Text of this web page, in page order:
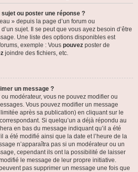
ou poster une réponse ?
» depuis la page d’un forum ou
sujet. Il se peut que vous ayez besoin d’être
Une liste des options disponibles est
exemple : Vous pouvez poster de
joindre des fichiers, etc.
un message ?
modérateur, vous ne pouvez modifier ou
Vous pouvez modifier un message
après sa publication) en cliquant sur le
Si quelqu’un a déjà répondu au
en bas du message indiquant qu’il a été
a été modifié ainsi que la date et l’heure de la
n’apparaîtra pas si un modérateur ou un
cependant ils ont la possibilité de laisser
le message de leur propre initiative.
pas supprimer un message une fois que